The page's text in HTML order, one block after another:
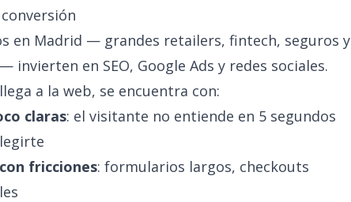
en Madrid — grandes retailers, fintech, seguros y
invierten en SEO, Google Ads y redes sociales.
a la web, se encuentra con:
claras: el visitante no entiende en 5 segundos
fricciones: formularios largos, checkouts